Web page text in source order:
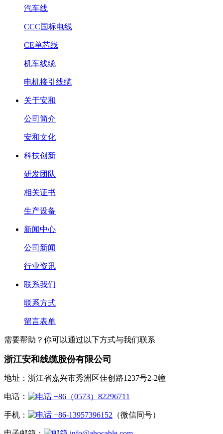
汽车线
CCC国标电线
CE单芯线
机车线缆
电机接引线缆
关于安和
公司简介
安和文化
科技创新
研发团队
相关证书
生产设备
新闻中心
公司新闻
行业资讯
联系我们
联系方式
留言表单
需要帮助？你可以通过以下方式与我们联系
浙江安和线缆股份有限公司
地址：浙江省嘉兴市秀洲区佳创路1237号2-2幢
电话： +86（0573）82296711
手机： +86-13957396152 （微信同号）